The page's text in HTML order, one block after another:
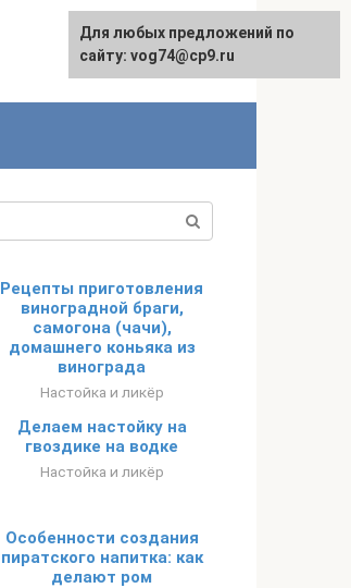
Рецепты приготовления
виноградной браги,
самогона (чачи),
домашнего коньяка из
винограда
Настойка и ликёр
Делаем настойку на
гвоздике на водке
Настойка и ликёр
Особенности создания
пиратского напитка: как
делают ром
Для любых предложений по
сайту: vog74@cp9.ru